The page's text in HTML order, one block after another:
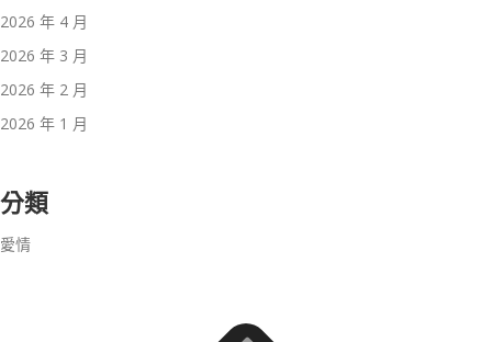
2026 年 4 月
2026 年 3 月
2026 年 2 月
2026 年 1 月
分類
愛情